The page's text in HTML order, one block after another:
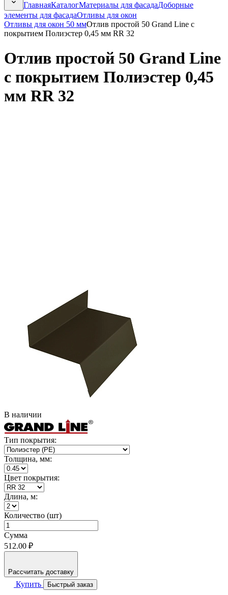
ГлавнаяКаталогМатериалы для фасадаДоборные
элементы для фасадаОтливы для окон
Отливы для окон 50 ммОтлив простой 50 Grand Line с
покрытием Полиэстер 0,45 мм RR 32
Отлив простой 50 Grand Line
с покрытием Полиэстер 0,45
мм RR 32
В наличии
Тип покрытия:
Толщина, мм:
Цвет покрытия:
Длина, м:
Количество (шт)
Сумма
512.00 ₽
Рассчитать доставку
Купить Быстрый заказ